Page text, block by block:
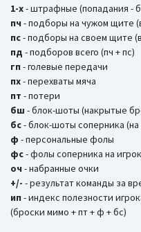
1-х- штрафные (попадания -
пч - подборы на чужом щите
пс- подборы на своем щите
пд - подборов всего (пч + пс)
гп - голевые передачи
пх- перехваты мяча
пт - потери
бш - блок-шоты (накрытые
бc- блок-шоты соперника (на
ф - персональные фолы
фс- фолы соперника на
оч - набранные очки
+/- - результат команды за
ип - индекс полезности
(броски мимо + пт + ф + бс)